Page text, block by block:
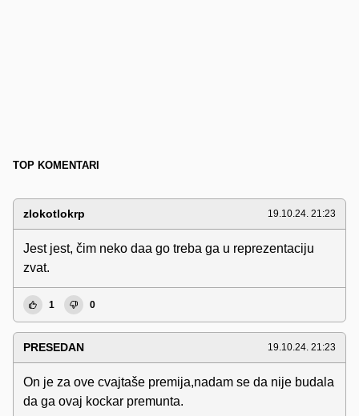
TOP KOMENTARI
zlokotlokrp 19.10.24. 21:23
Jest jest, čim neko daa go treba ga u reprezentaciju
zvat.
1 0
PRESEDAN 19.10.24. 21:23
On je za ove cvajtaše premija,nadam se da nije budala
da ga ovaj kockar premunta.